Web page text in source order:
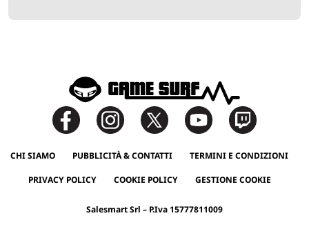
CHI SIAMO PUBBLICITÀ & CONTATTI TERMINI E CONDIZIONI
PRIVACY POLICY COOKIE POLICY GESTIONE COOKIE
Salesmart Srl – P.Iva 15777811009